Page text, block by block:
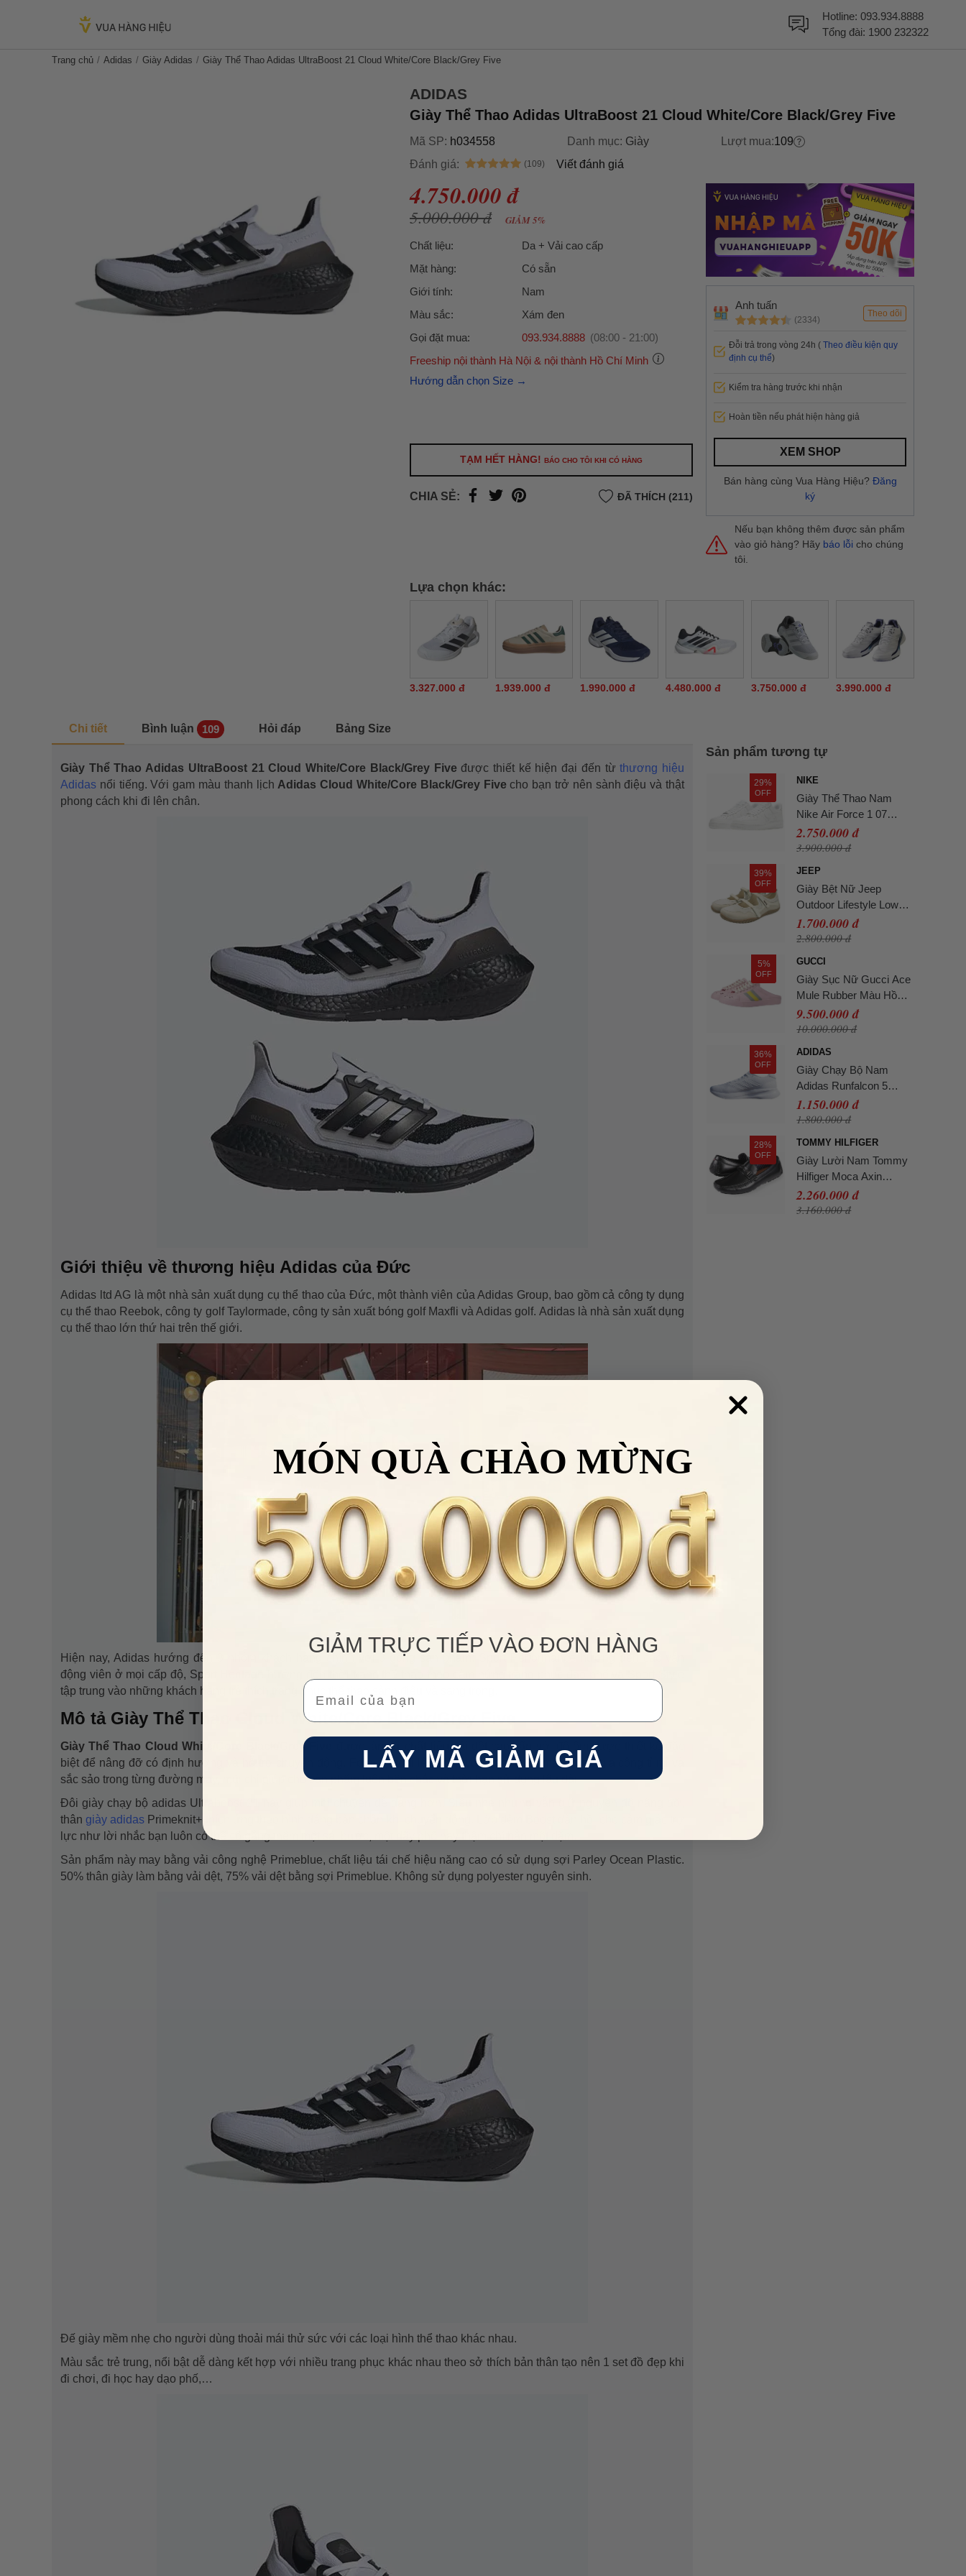
Hotline: 093.934.8888
Tổng đài: 1900 232322
Trang chủ Adidas Giày Adidas Giày Thể Thao Adidas UltraBoost 21 Cloud White/Core Black/Grey Five
ADIDAS
Giày Thể Thao Adidas UltraBoost 21 Cloud White/Core Black/Grey Five
Mã SP: h034558 Danh mục: Giày Lượt mua:109
Đánh giá:
Viết đánh giá
4.750.000 đ
5.000.000 đ GIẢM 5%
Chất liệu:
Da + Vải cao cấp
Mặt hàng:
Có sẵn
Giới tính:
Nam
Màu sắc:
Xám đen
Gọi đặt mua:
093.934.8888 (08:00 - 21:00)
Freeship nội thành Hà Nội & nội thành Hồ Chí Minh
Ưu đãi dành cho bạn
Lưu ý: Với các đơn hàng tại nội thành
Hồ Chí Minh, khách hàng muốn giao nhanh
của khách hàng phí vận chuyển sẽ được thông báo
Hướng dẫn chọn Size →
TẠM HẾT HÀNG! BÁO CHO TÔI KHI CÓ HÀNG
CHIA SẺ: ĐÃ THÍCH (211)
Lựa chọn khác:
3.327.000 đ 1.939.000 đ 1.990.000 đ 4.480.000 đ 3.750.000 đ 3.990.000 đ
Chi tiết Bình luận 109 Hỏi đáp Bảng Size
Giày Thể Thao Adidas UltraBoost 21 Cloud White/Core Black/Grey Five được thiết kế hiện đại đến từthương hiệu
Adidas nổi tiếng. Với gam màu thanh lịch Adidas Cloud White/Core Black/Grey Five cho bạn trở nên sành điệu và thật
phong cách khi đi lên chân.
Giới thiệu về thương hiệu Adidas của Đức
Adidas ltd AG là một nhà sản xuất dụng cụ thể thao của Đức, một thành viên của Adidas Group, bao gồm cả công ty dụng
cụ thể thao Reebok, công ty golf Taylormade, công ty sản xuất bóng golf Maxfli và Adidas golf. Adidas là nhà sản xuất dụng
cụ thể thao lớn thứ hai trên thế giới.
Hiện nay, Adidas hướng đến 3 nhóm khách hàng chính với 3 dòng sản phẩm: Sport Performance hướng đến các vận
động viên ở mọi cấp độ, Sport Heritage hướng đến thời trang thể thao theo cảm hứng trang phục dạo phố và Sport Style
tập trung vào những khách hàng trẻ thích trang phục thể thao sành điệu và sang trọng.
Mô tả Giày Thể Thao Cloud White/Core Black/Grey Five
Giày Thể Thao Cloud White/Core Black/Grey Five
được làm từ chất liệu vải dệt cao cấp với độ ôm được thiết kế đặc
biệt để nâng đỡ có định hướng và hỗ trợ chuyển động. Form giày đi lên chân vừa vặn, thoải mái, được gia công tỉ mỉ và
sắc sảo trong từng đường may, mũi chỉ giúp cho sản phẩm luôn bền chắc và thời hạn sử dụng lâu dài.
Đôi giày chạy bộ adidas Ultraboost 21 này giúp mọi chuyện dễ dàng hơn. Siêu nhẹ nhưng vẫn giữ nguyên độ nâng đỡ,
thângiày adidas Primeknit+ thích ứng theo hình dáng bàn chân khi chuyển động. Lớp đệm Boost đàn hồi cho cảm giác trợ
lực như lời nhắc bạn luôn có thể cố gắng thêm một sải bước, một dãy phố hay thậm chí hẳn một dặm.
Sản phẩm này may bằng vải công nghệ Primeblue, chất liệu tái chế hiệu năng cao có sử dụng sợi Parley Ocean Plastic.
50% thân giày làm bằng vải dệt, 75% vải dệt bằng sợi Primeblue. Không sử dụng polyester nguyên sinh.
Đế giày mềm nhẹ cho người dùng thoải mái thử sức với các loại hình thể thao khác nhau.
Màu sắc trẻ trung, nổi bật dễ dàng kết hợp với nhiều trang phục khác nhau theo sở thích bản thân tạo nên 1 set đồ đẹp khi
đi chơi, đi học hay dạo phố,…
Sản phẩm tương tự
29%
OFF
NIKE
Giày Thể Thao Nam
Nike Air Force 1 07
White CW2288-
111/DD8959-100 Màu
2.750.000 đ
3.900.000 đ
39%
OFF
JEEP
Giày Bệt Nữ Jeep
Outdoor Lifestyle Low
Top P651W13112 Màu
Beige Size 36
1.700.000 đ
2.800.000 đ
5%
OFF
GUCCI
Giày Sục Nữ Gucci Ace
Mule Rubber Màu Hồng
Size 40
9.500.000 đ
10.000.000 đ
36%
OFF
ADIDAS
Giày Chạy Bộ Nam
Adidas Runfalcon 5
IH7757 Cloud White
Màu Trắng Size 40
1.150.000 đ
1.800.000 đ
28%
OFF
TOMMY HILFIGER
Giày Lười Nam Tommy
Hilfiger Moca Axin
Loafer AXIN - BLK Màu
Đen Size 9
2.260.000 đ
3.160.000 đ
Anh tuấn
(2334)
Theo dõi
Đỗi trả trong vòng 24h ( Theo điều kiện quy
định cụ thể)
Kiểm tra hàng trước khi nhận
Hoàn tiền nếu phát hiện hàng giả
XEM SHOP
Bán hàng cùng Vua Hàng Hiệu? Đăng
ký
Nếu bạn không thêm được sản phẩm
vào giỏ hàng? Hãy báo lỗi cho chúng
tôi.
MÓN QUÀ CHÀO MỪNG
GIẢM TRỰC TIẾP VÀO ĐƠN HÀNG
Email
LẤY MÃ GIẢM GIÁ